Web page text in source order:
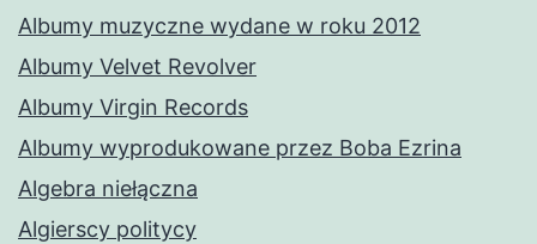
Albumy muzyczne wydane w roku 2012
Albumy Velvet Revolver
Albumy Virgin Records
Albumy wyprodukowane przez Boba Ezrina
Algebra niełączna
Algierscy politycy